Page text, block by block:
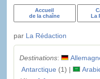
Accueil
de la chaîne
La
par La Rédaction
Destinations:
Antarctique (1) |